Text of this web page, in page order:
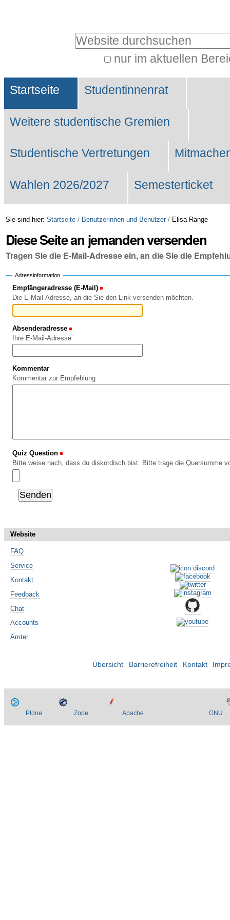
Website durchsuchen
nur im aktuellen
Suche…
Sektionen
Startseite Studentinnenrat
Weitere studentische Gremien
Studentische Vertretungen
Wahlen 2026/2027 Semesterticket
Sie sind hier: Startseite / Benutzerinnen und Benutzer / Elisa Range
Diese Seite an jemanden versenden
Tragen Sie die E-Mail-Adresse ein, an die Sie die
Adressinformation
Empfängeradresse (E-Mail)
Die E-Mail-Adresse, an die Sie den Link versenden möchten.
Absenderadresse
Ihre E-Mail-Adresse
Kommentar
Kommentar zur Empfehlung
Quiz Question
Bitte weise nach, dass du diskordisch bist. Bitte trage die Quersumme
Website
FAQ
Service
Kontakt
Feedback
Chat
Accounts
Ämter
Übersicht Barrierefreiheit Kontakt
Plone Zope Apache GNU